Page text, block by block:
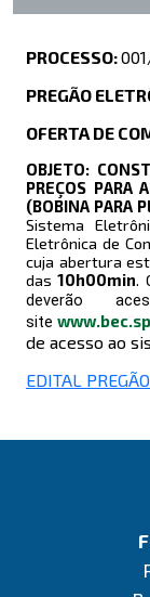
PROCESSO:
PREGÃO
OFERTA DE
OBJETO:
PREÇOS PARA
(BOBINA PARA
Sistema
Eletrônica de
cuja abertura
das10h00min.
deverão
site
de acesso ao
EDITAL